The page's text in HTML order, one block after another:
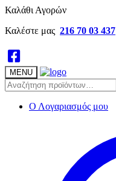
Skip
navigation
Skip
content
Καλάθι Αγορών
Καλέστε μας 216 70 03 437
MENU
Αναζήτηση
για:
Ο Λογαριασμός μου